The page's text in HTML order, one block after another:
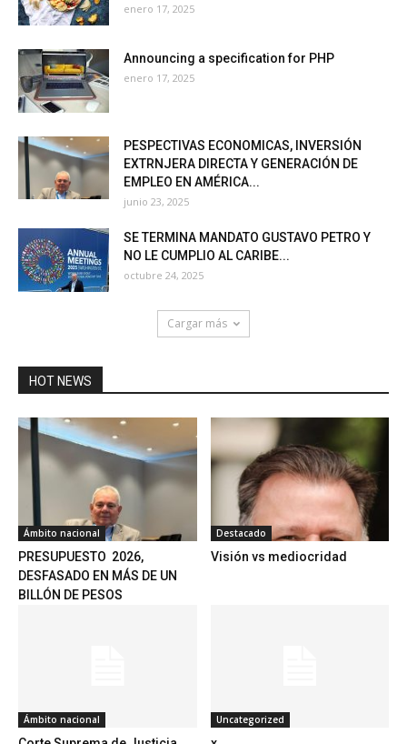
enero 17, 2025
Announcing a specification for PHP
enero 17, 2025
PESPECTIVAS ECONOMICAS, INVERSIÓN
EXTRNJERA DIRECTA Y GENERACIÓN DE
EMPLEO EN AMÉRICA...
junio 23, 2025
SE TERMINA MANDATO GUSTAVO PETRO Y
NO LE CUMPLIO AL CARIBE...
octubre 24, 2025
Cargar más
HOT NEWS
Ámbito nacional
PRESUPUESTO 2026,
DESFASADO EN MÁS DE UN
BILLÓN DE PESOS
Destacado
Visión vs mediocridad
Ámbito nacional Uncategorized